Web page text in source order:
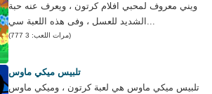
ويني معروف لمحبي افلام كرتون ، ويعرف عنه حبة
الشديد للعسل ، وفى هذه اللعبة سي...
(مرات اللعب: 3 777)
تلبيس ميكي ماوس
تلبيس ميكي ماوس هي لعبة كرتون ، وميكي ماوس